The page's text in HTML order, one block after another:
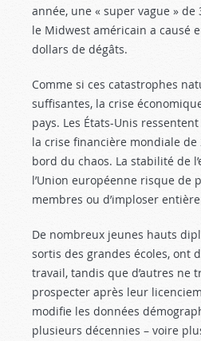
année, une « super vague »
le Midwest américain a causé
dollars de dégâts.
Comme si ces catastrophes
suffisantes, la crise
pays. Les États-Unis
la crise financière mondiale de
bord du chaos. La stabilité de
l’Union européenne risque de
membres ou d’imploser
De nombreux jeunes hauts
sortis des grandes écoles, ont
travail, tandis que d’autres ne
prospecter après leur
modifie les données
plusieurs décennies – voire